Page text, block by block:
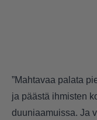
”Mahtavaa palata
ja päästä ihmisten
duuniaamuissa. Ja